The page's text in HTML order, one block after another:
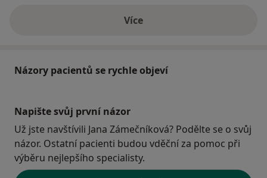
Víceo adrese
Názory pacientů se rychle objeví
Napište svůj první názor
Už jste navštívili Jana Zámečníková? Podělte se o svůj
názor. Ostatní pacienti budou vděční za pomoc při
výběru nejlepšího specialisty.